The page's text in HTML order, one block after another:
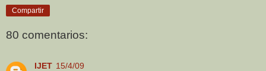
Compartir
80 comentarios:
IJET 15/4/09